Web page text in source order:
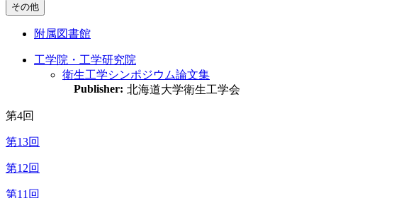
その他
附属図書館
工学院・工学研究院
衛生工学シンポジウム論文集
Publisher: 北海道大学衛生工学会
第4回
第13回
第12回
第11回